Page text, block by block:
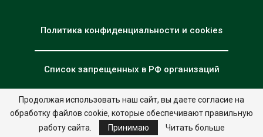
Политика конфиденциальности и cookies
Список запрещенных в РФ организаций
© 2026 - НИА "Экология". Все права защищены. Дизайн:nia.eco
Продолжая использовать наш сайт, вы даете согласие на
обработку файлов cookie, которые обеспечивают правильную
работу сайта.
Принимаю Читать больше